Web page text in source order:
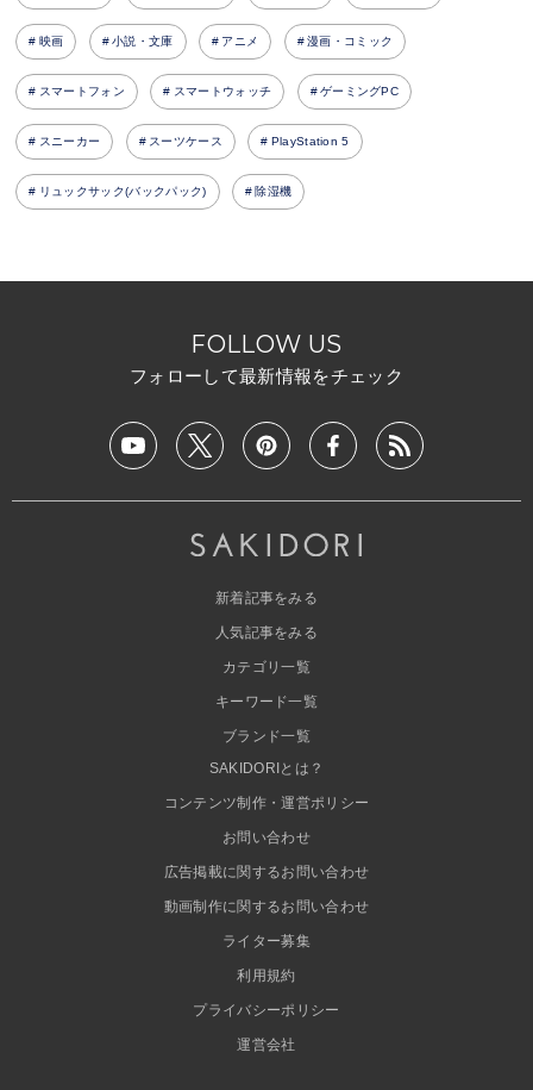
映画 小説・文庫 アニメ 漫画・コミック
スマートフォン スマートウォッチ ゲーミングPC
スニーカー スーツケース PlayStation 5
リュックサック(バックパック) 除湿機
FOLLOW US
フォローして最新情報をチェック
新着記事をみる
人気記事をみる
カテゴリ一覧
キーワード一覧
ブランド一覧
SAKIDORIとは？
コンテンツ制作・運営ポリシー
お問い合わせ
広告掲載に関するお問い合わせ
動画制作に関するお問い合わせ
ライター募集
利用規約
プライバシーポリシー
運営会社